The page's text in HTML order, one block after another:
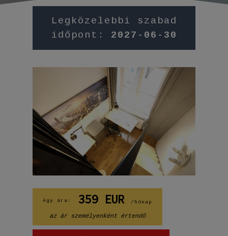
Legközelebbi szabad
időpont:
2027-06-30
Ágy ára: 359 EUR /hónap
az ár személyenként értendő